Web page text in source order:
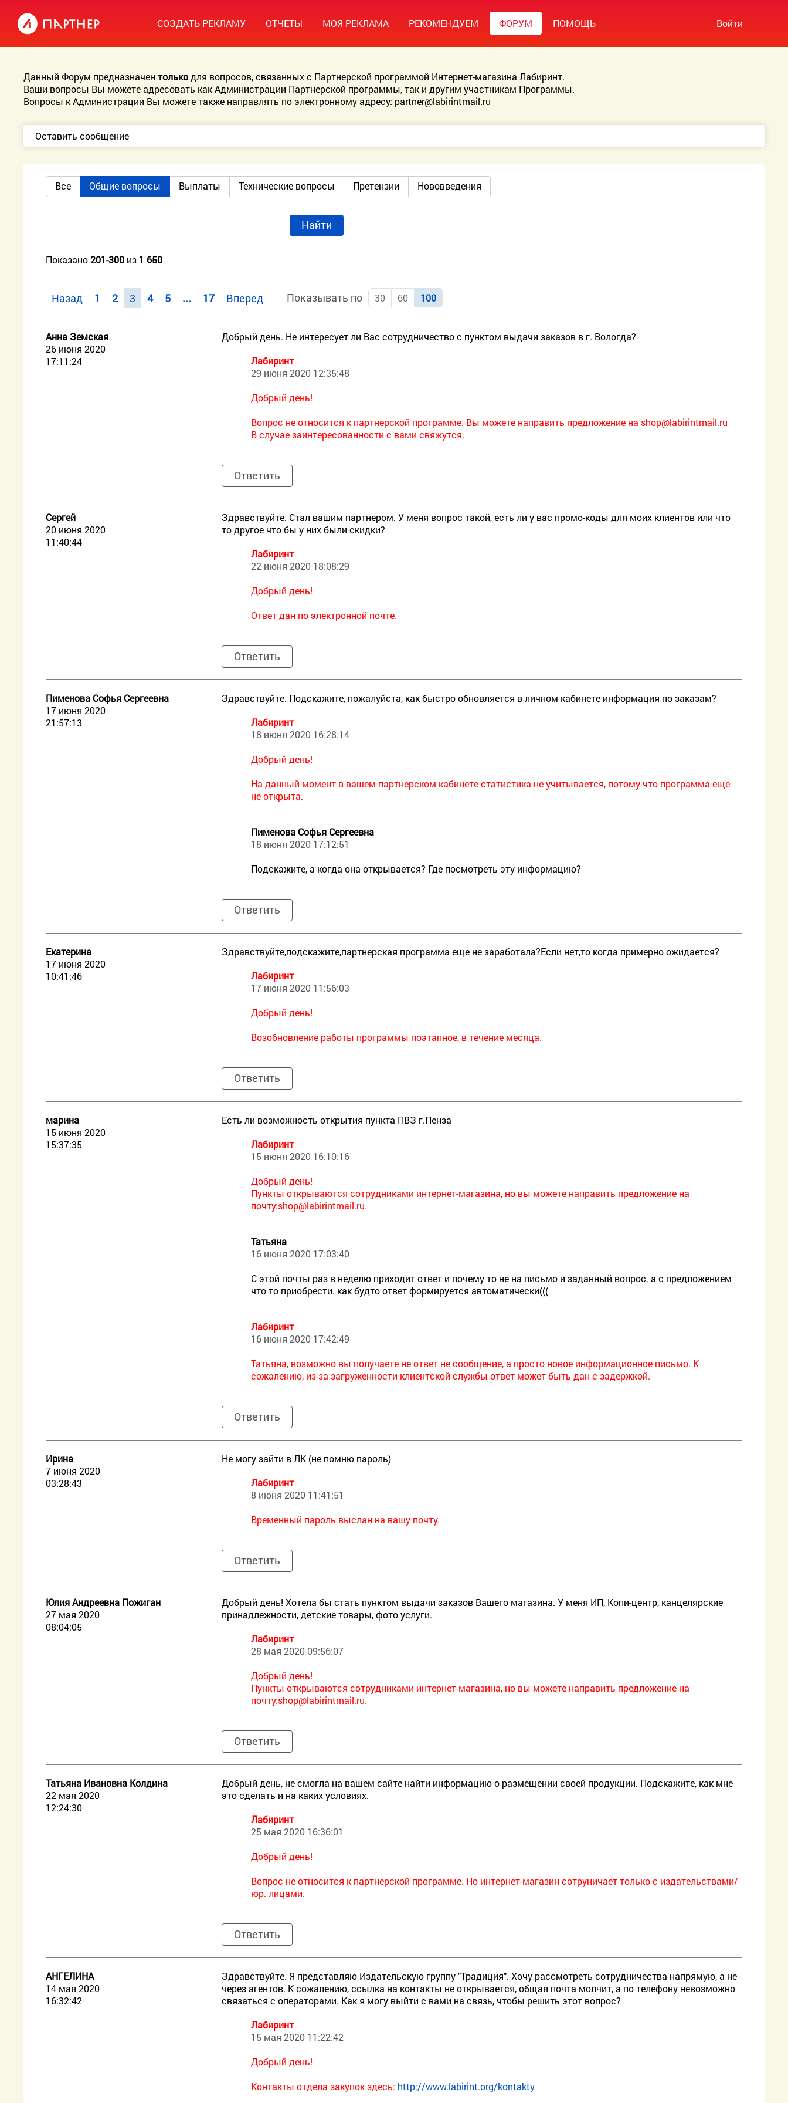
СОЗДАТЬ РЕКЛАМУ ОТЧЕТЫ МОЯ РЕКЛАМА РЕКОМЕНДУЕМ ФОРУМ ПОМОЩЬ Войти
Данный Форум предназначентолькодля вопросов, связанных с Партнерской программой Интернет-магазина Лабиринт.
Ваши вопросы Вы можете адресовать как Администрации Партнерской программы, так и другим участникам Программы.
Вопросы к Администрации Вы можете также направлять по электронному адресу: partner@labirintmail.ru
Оставить сообщение
Все Общие вопросы Выплаты Технические вопросы Претензии Нововведения
Найти
Показано201-300 из 1 650
Назад 1 2 3 4 5 ... 17 Вперед Показывать по 30 60 100
Анна Земская
26 июня 2020
17:11:24
Добрый день. Не интересует ли Вас сотрудничество с пунктом выдачи заказов в г. Вологда?
Лабиринт
29 июня 2020 12:35:48
Добрый день!
Вопрос не относится к партнерской программе. Вы можете направить предложение на shop@labirintmail.ru
В случае заинтересованности с вами свяжутся.
Ответить
Сергей
20 июня 2020
11:40:44
Здравствуйте. Стал вашим партнером. У меня вопрос такой, есть ли у вас промо-коды для моих клиентов или что
то другое что бы у них были скидки?
Лабиринт
22 июня 2020 18:08:29
Добрый день!
Ответ дан по электронной почте.
Ответить
Пименова Софья Сергеевна
17 июня 2020
21:57:13
Здравствуйте. Подскажите, пожалуйста, как быстро обновляется в личном кабинете информация по заказам?
Лабиринт
18 июня 2020 16:28:14
Добрый день!
На данный момент в вашем партнерском кабинете статистика не учитывается, потому что программа еще
не открыта.
Пименова Софья Сергеевна
18 июня 2020 17:12:51
Подскажите, а когда она открывается? Где посмотреть эту информацию?
Ответить
Екатерина
17 июня 2020
10:41:46
Здравствуйте,подскажите,партнерская программа еще не заработала?Если нет,то когда примерно ожидается?
Лабиринт
17 июня 2020 11:56:03
Добрый день!
Возобновление работы программы поэтапное, в течение месяца.
Ответить
марина
15 июня 2020
15:37:35
Есть ли возможность открытия пункта ПВЗ г.Пенза
Лабиринт
15 июня 2020 16:10:16
Добрый день!
Пункты открываются сотрудниками интернет-магазина, но вы можете направить предложение на
почту:shop@labirintmail.ru.
Татьяна
16 июня 2020 17:03:40
С этой почты раз в неделю приходит ответ и почему то не на письмо и заданный вопрос. а с предложением
что то приобрести. как будто ответ формируется автоматически(((
Лабиринт
16 июня 2020 17:42:49
Татьяна, возможно вы получаете не ответ не сообщение, а просто новое информационное письмо. К
сожалению, из-за загруженности клиентской службы ответ может быть дан с задержкой.
Ответить
Ирина
7 июня 2020
03:28:43
Не могу зайти в ЛК (не помню пароль)
Лабиринт
8 июня 2020 11:41:51
Временный пароль выслан на вашу почту.
Ответить
Юлия Андреевна Пожиган
27 мая 2020
08:04:05
Добрый день! Хотела бы стать пунктом выдачи заказов Вашего магазина. У меня ИП, Копи-центр, канцелярские
принадлежности, детские товары, фото услуги.
Лабиринт
28 мая 2020 09:56:07
Добрый день!
Пункты открываются сотрудниками интернет-магазина, но вы можете направить предложение на
почту:shop@labirintmail.ru.
Ответить
Татьяна Ивановна Колдина
22 мая 2020
12:24:30
Добрый день, не смогла на вашем сайте найти информацию о размещении своей продукции. Подскажите, как мне
это сделать и на каких условиях.
Лабиринт
25 мая 2020 16:36:01
Добрый день!
Вопрос не относится к партнерской программе. Но интернет-магазин сотруничает только с издательствами/
юр. лицами.
Ответить
АНГЕЛИНА
14 мая 2020
16:32:42
Здравствуйте. Я представляю Издательскую группу "Традиция". Хочу рассмотреть сотрудничества напрямую, а не
через агентов. К сожалению, ссылка на контакты не открывается, общая почта молчит, а по телефону невозможно
связаться с операторами. Как я могу выйти с вами на связь, чтобы решить этот вопрос?
Лабиринт
15 мая 2020 11:22:42
Добрый день!
Контакты отдела закупок здесь: http://www.labirint.org/kontakty